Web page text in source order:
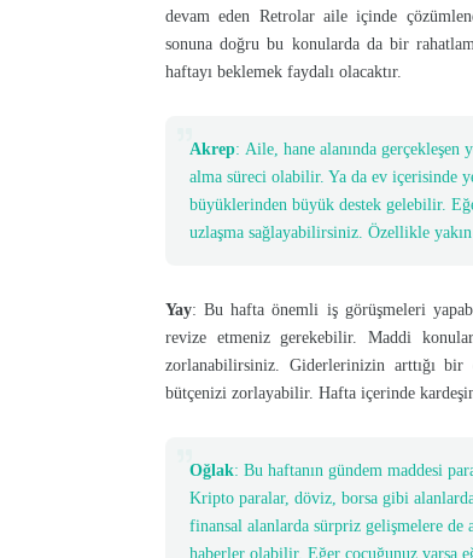
devam eden Retrolar aile içinde
sonuna doğru bu konularda da bir
haftayı beklemek faydalı olacaktır.
Akrep: Aile, hane alanında
alma süreci olabilir. Ya da ev içerisinde
büyüklerinden büyük destek gelebilir.
uzlaşma sağlayabilirsiniz. Özellikle
Yay: Bu hafta önemli iş görüşmeleri
revize etmeniz gerekebilir. Maddi
zorlanabilirsiniz. Giderlerinizin arttığı
bütçenizi zorlayabilir. Hafta içerinde
Oğlak: Bu haftanın gündem maddesi
Kripto paralar, döviz, borsa gibi
finansal alanlarda sürpriz gelişmelere de
haberler olabilir. Eğer çocuğunuz varsa